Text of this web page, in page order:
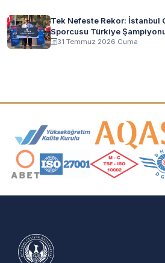
Tek Nefeste Rekor: İstanbul
Sporcusu Türkiye
31 Temmuz 2026 Cuma
Akreditasyon ve